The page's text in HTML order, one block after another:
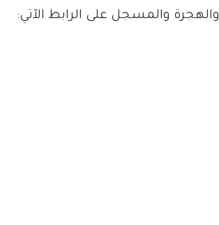
والهجرة والمسجل على الرابط الآتي: